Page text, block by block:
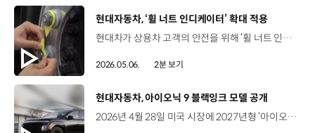
[동영상]
현대자동차, ‘휠 너트 인디케이터’ 확대 적용
현대차가 상용차 고객의 안전을 위해 ‘휠 너트 인디케이터’를 확대 적용합니다. ‘휠 너트 인디케이터’는 휠 너트에 개별 장착해 휠 너트와 그 주변의 문제를 시각적으로 확인할 수 있는 안전장치인데요. 작은 부품이지만 상용차의 핵심 안전 리스크인 휠 이탈 사고를 사전에 예방할 수 있습니다. 윤준상 연구원 / 현대차·기아 상용현가조향설계팀(‘휠 너트 인디케이터’는) 이렇게 마주 보는 형태로 장착하게 되고 서로 마주 보는 방향이 달라짐에 따라서 휠 너트의 풀림을 운전자가 식별할 수가 있습니다. 또 브레이크 디스크의 과열, 허브 베어링의 노화 또는 불량으로 인해서 ‘휠 너트 인디케이터’가 녹게 됩니다. 이를 통해서 운전자는 휠 주변 부품을 점검함으로써 차량의 안전사고를 예방하고 유지 보수 비용 또한 절감할 수가 있습니다. 특히 ‘휠 너트 인디케이터’는 남양연구소에서 실차 기반 기능 검증을 완료한 안전 사양이라는 점에서 의미가 깊은데요. 휠 너트의 풀림 확인 기능과 고온 환경 조건에서의 형상 반응까지 확인한 후 양산 사양으로 채택되면서 차량 안전 검증 프로세스의 우수 사례로 평가받고 있습니다. 현대차는 지난 2025년, 대형트럭 ‘엑시언트’를 시작으로 주요 상용차 차종에 고객지급품 형태로 ‘휠 너트 인디케이터’를 순차 적용해 왔으며, 오는 2027년, 일렉시티 수소전기버스를 포함한 시내버스 전 차종으로 확대 적용할 예정인데요. 현대차는 앞으로도 안전을 최우선 가치로 삼아, 신뢰받는 안전한 상용차를 만들어 나갈 계획입니다.
2026.05.06. 2분 보기
[동영상]
현대자동차, 아이오닉 9 블랙잉크 모델 공개
2026년 4월 28일 미국 시장에 2027년형 ‘아이오닉 9’ 캘리그래피 블랙잉크 공개 전동화 플래그십 SUV로서의 존재감을 더욱 강조하는 디자인 패키지 강인함, 자신감의 상징 ‘블랙잉크’ 블랙 엠블럼 등 압도적 존재감의 엄선된 블랙 컬러 외장 요소 블랙 크롬 기반의 전면 스키드 플레이트와 후면 가니쉬 블랙잉크 전용 21인치 터빈 디자인 알로이 휠 적용 독보적으로 세련되고 고급스러운 외관 완성 블랙 색상 인테리어와 편안한 소재를 적용한 실내 공간 10인치 HUD, Bose 오디오 시스템 등 첨단·편의 사양 대거 탑재 110.3kWh 배터리 탑재 1회 충전 주행 가능거리 500km 이상 현대차그룹 메타플랜트 아메리카 HMGMA에서 생산될 ‘아이오닉 9’ 블랙잉크 SUV의 본 고장 미국 우아함을 더한 현지 맞춤형 전동화 SUV “아이오닉 9 블랙잉크, 미국 시장을 공략할 새로운 차원의 전동화 경험”